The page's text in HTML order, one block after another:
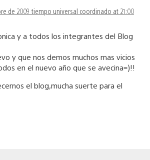
de 2009 tiempo universal coordinado at 21:00
y a todos los integrantes del Blog
y que nos demos muchos mas vicios
en el nuevo año que se avecina=)!!
el blog,mucha suerte para el